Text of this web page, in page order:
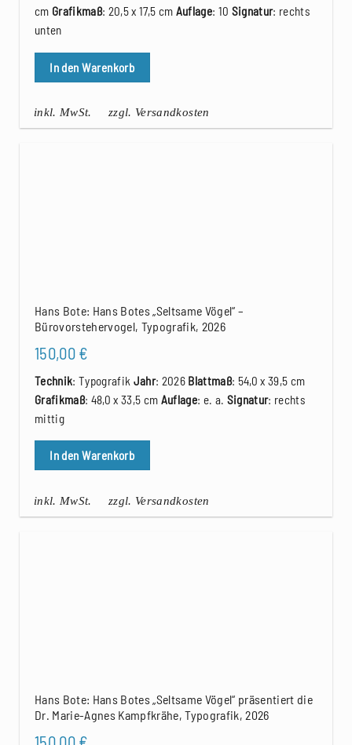
cm Grafikmaß: 20,5 x 17,5 cm Auflage: 10 Signatur: rechts
unten
In den Warenkorb
inkl. MwSt. zzgl. Versandkosten
Hans Bote: Hans Botes „Seltsame Vögel“ –
Bürovorstehervogel, Typografik, 2026
150,00 €
Technik: Typografik Jahr: 2026 Blattmaß: 54,0 x 39,5 cm
Grafikmaß: 48,0 x 33,5 cm Auflage: e. a. Signatur: rechts
mittig
In den Warenkorb
inkl. MwSt. zzgl. Versandkosten
Hans Bote: Hans Botes „Seltsame Vögel“ präsentiert die
Dr. Marie-Agnes Kampfkrähe, Typografik, 2026